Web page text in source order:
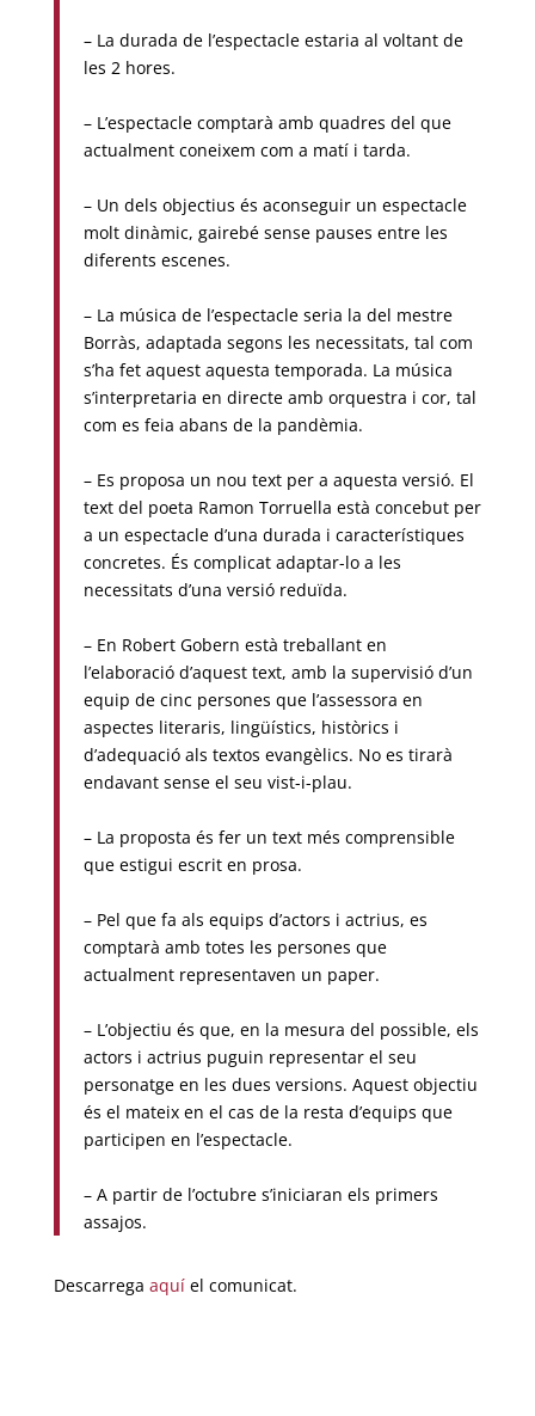
– La durada de l’espectacle estaria al voltant de
les 2 hores.
– L’espectacle comptarà amb quadres del que
actualment coneixem com a matí i tarda.
– Un dels objectius és aconseguir un espectacle
molt dinàmic, gairebé sense pauses entre les
diferents escenes.
– La música de l’espectacle seria la del mestre
Borràs, adaptada segons les necessitats, tal com
s’ha fet aquest aquesta temporada. La música
s’interpretaria en directe amb orquestra i cor, tal
com es feia abans de la pandèmia.
– Es proposa un nou text per a aquesta versió. El
text del poeta Ramon Torruella està concebut per
a un espectacle d’una durada i característiques
concretes. És complicat adaptar-lo a les
necessitats d’una versió reduïda.
– En Robert Gobern està treballant en
l’elaboració d’aquest text, amb la supervisió d’un
equip de cinc persones que l’assessora en
aspectes literaris, lingüístics, històrics i
d’adequació als textos evangèlics. No es tirarà
endavant sense el seu vist-i-plau.
– La proposta és fer un text més comprensible
que estigui escrit en prosa.
– Pel que fa als equips d’actors i actrius, es
comptarà amb totes les persones que
actualment representaven un paper.
– L’objectiu és que, en la mesura del possible, els
actors i actrius puguin representar el seu
personatge en les dues versions. Aquest objectiu
és el mateix en el cas de la resta d’equips que
participen en l’espectacle.
– A partir de l’octubre s’iniciaran els primers
assajos.
Descarrega aquíel comunicat.